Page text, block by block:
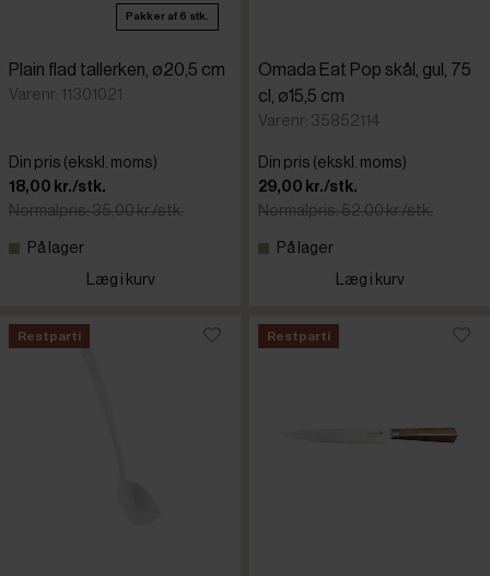
Pakker af 6 stk.
Plain flad tallerken, ø20,5 cm
Varenr: 11301021
Din pris (ekskl. moms)
18,00 kr./stk.
Normalpris: 35,00 kr./stk.
På lager
Læg i kurv
Omada Eat Pop skål, gul, 75
cl, ø15,5 cm
Varenr: 35852114
Din pris (ekskl. moms)
29,00 kr./stk.
Normalpris: 52,00 kr./stk.
På lager
Læg i kurv
Restparti Restparti